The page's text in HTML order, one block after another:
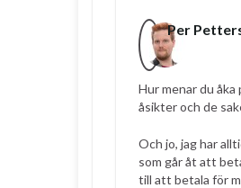
Per
Hur menar du
åsikter och de
Och jo, jag har
som går åt att
till att betala för